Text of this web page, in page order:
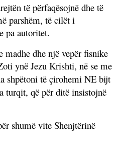
të përfaqësojnë dhe të
parshëm, të cilët i
pa autoritet.
dhe një vepër fisnike
ynë Jezu Krishti, në se me
shpëtoni të çirohemi NE bijt
turqit, që për ditë insistojnë
shumë vite Shenjtërinë